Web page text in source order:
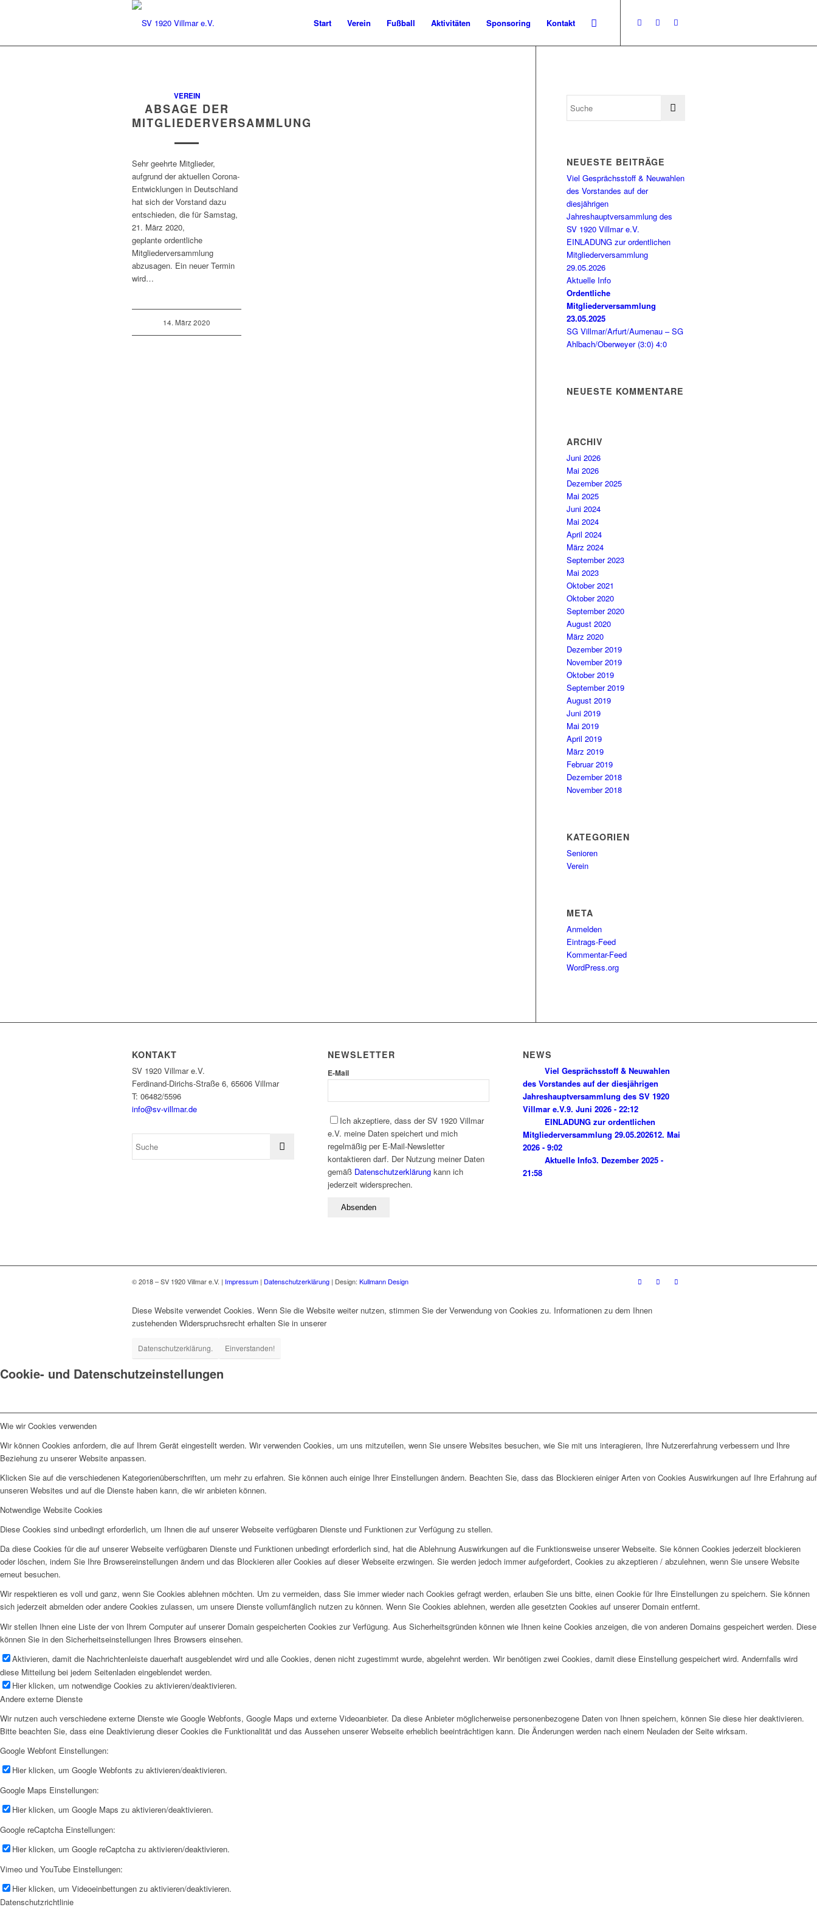
Start Verein Fußball Aktivitäten Sponsoring Kontakt
VEREIN
ABSAGE DER
MITGLIEDERVERSAMMLUNG
Sehr geehrte Mitglieder,
aufgrund der aktuellen Corona-
Entwicklungen in Deutschland
hat sich der Vorstand dazu
entschieden, die für Samstag,
21. März 2020,
geplante ordentliche
Mitgliederversammlung
abzusagen. Ein neuer Termin
wird…
14. März 2020
NEUESTE BEITRÄGE
Viel Gesprächsstoff & Neuwahlen
des Vorstandes auf der
diesjährigen
Jahreshauptversammlung des
SV 1920 Villmar e.V.
EINLADUNG zur ordentlichen
Mitgliederversammlung
29.05.2026
Aktuelle Info
Ordentliche
Mitgliederversammlung
23.05.2025
SG Villmar/Arfurt/Aumenau – SG
Ahlbach/Oberweyer (3:0) 4:0
NEUESTE KOMMENTARE
ARCHIV
Juni 2026
Mai 2026
Dezember 2025
Mai 2025
Juni 2024
Mai 2024
April 2024
März 2024
September 2023
Mai 2023
Oktober 2021
Oktober 2020
September 2020
August 2020
März 2020
Dezember 2019
November 2019
Oktober 2019
September 2019
August 2019
Juni 2019
Mai 2019
April 2019
März 2019
Februar 2019
Dezember 2018
November 2018
KATEGORIEN
Senioren
Verein
META
Anmelden
Eintrags-Feed
Kommentar-Feed
WordPress.org
KONTAKT
SV 1920 Villmar e.V.
Ferdinand-Dirichs-Straße 6, 65606 Villmar
T: 06482/5596
info@sv-villmar.de
NEWSLETTER
E-Mail
Ich akzeptiere, dass der SV 1920 Villmar
e.V. meine Daten speichert und mich
regelmäßig per E-Mail-Newsletter
kontaktieren darf. Der Nutzung meiner Daten
gemäß Datenschutzerklärungkann ich
jederzeit widersprechen.
NEWS
Viel Gesprächsstoff & Neuwahlen
des Vorstandes auf der diesjährigen
Jahreshauptversammlung des SV 1920
Villmar e.V.9. Juni 2026 - 22:12
EINLADUNG zur ordentlichen
Mitgliederversammlung 29.05.202612. Mai
2026 - 9:02
Aktuelle Info3. Dezember 2025 -
21:58
© 2018 – SV 1920 Villmar e.V. | Impressum | Datenschutzerklärung | Design: Kullmann Design
Diese Website verwendet Cookies. Wenn Sie die Website weiter nutzen, stimmen Sie der Verwendung von Cookies zu. Informationen zu dem Ihnen
zustehenden Widerspruchsrecht erhalten Sie in unserer
Datenschutzerklärung. Einverstanden!
Cookie- und Datenschutzeinstellungen
Wie wir Cookies verwenden
Wir können Cookies anfordern, die auf Ihrem Gerät eingestellt werden. Wir verwenden Cookies, um uns mitzuteilen, wenn Sie unsere Websites besuchen, wie Sie mit uns interagieren, Ihre Nutzererfahrung verbessern und Ihre
Beziehung zu unserer Website anpassen.
Klicken Sie auf die verschiedenen Kategorienüberschriften, um mehr zu erfahren. Sie können auch einige Ihrer Einstellungen ändern. Beachten Sie, dass das Blockieren einiger Arten von Cookies Auswirkungen auf Ihre Erfahrung auf
unseren Websites und auf die Dienste haben kann, die wir anbieten können.
Notwendige Website Cookies
Diese Cookies sind unbedingt erforderlich, um Ihnen die auf unserer Webseite verfügbaren Dienste und Funktionen zur Verfügung zu stellen.
Da diese Cookies für die auf unserer Webseite verfügbaren Dienste und Funktionen unbedingt erforderlich sind, hat die Ablehnung Auswirkungen auf die Funktionsweise unserer Webseite. Sie können Cookies jederzeit blockieren
oder löschen, indem Sie Ihre Browsereinstellungen ändern und das Blockieren aller Cookies auf dieser Webseite erzwingen. Sie werden jedoch immer aufgefordert, Cookies zu akzeptieren / abzulehnen, wenn Sie unsere Website
erneut besuchen.
Wir respektieren es voll und ganz, wenn Sie Cookies ablehnen möchten. Um zu vermeiden, dass Sie immer wieder nach Cookies gefragt werden, erlauben Sie uns bitte, einen Cookie für Ihre Einstellungen zu speichern. Sie können
sich jederzeit abmelden oder andere Cookies zulassen, um unsere Dienste vollumfänglich nutzen zu können. Wenn Sie Cookies ablehnen, werden alle gesetzten Cookies auf unserer Domain entfernt.
Wir stellen Ihnen eine Liste der von Ihrem Computer auf unserer Domain gespeicherten Cookies zur Verfügung. Aus Sicherheitsgründen können wie Ihnen keine Cookies anzeigen, die von anderen Domains gespeichert werden. Diese
können Sie in den Sicherheitseinstellungen Ihres Browsers einsehen.
Aktivieren, damit die Nachrichtenleiste dauerhaft ausgeblendet wird und alle Cookies, denen nicht zugestimmt wurde, abgelehnt werden. Wir benötigen zwei Cookies, damit diese Einstellung gespeichert wird. Andernfalls wird
diese Mitteilung bei jedem Seitenladen eingeblendet werden.
Hier klicken, um notwendige Cookies zu aktivieren/deaktivieren.
Andere externe Dienste
Wir nutzen auch verschiedene externe Dienste wie Google Webfonts, Google Maps und externe Videoanbieter. Da diese Anbieter möglicherweise personenbezogene Daten von Ihnen speichern, können Sie diese hier deaktivieren.
Bitte beachten Sie, dass eine Deaktivierung dieser Cookies die Funktionalität und das Aussehen unserer Webseite erheblich beeinträchtigen kann. Die Änderungen werden nach einem Neuladen der Seite wirksam.
Google Webfont Einstellungen:
Hier klicken, um Google Webfonts zu aktivieren/deaktivieren.
Google Maps Einstellungen:
Hier klicken, um Google Maps zu aktivieren/deaktivieren.
Google reCaptcha Einstellungen:
Hier klicken, um Google reCaptcha zu aktivieren/deaktivieren.
Vimeo und YouTube Einstellungen:
Hier klicken, um Videoeinbettungen zu aktivieren/deaktivieren.
Datenschutzrichtlinie